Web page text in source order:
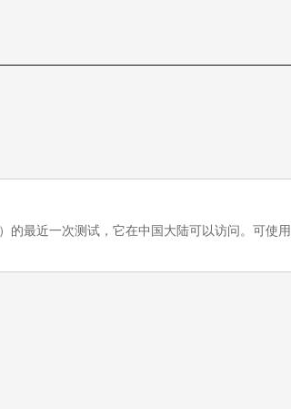
最近一次测试，它在中国大陆可以访问。可使用